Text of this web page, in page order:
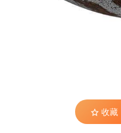
收藏